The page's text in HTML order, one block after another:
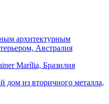
архитектурным
Австралия
Marília, Бразилия
из вторичного металла,